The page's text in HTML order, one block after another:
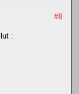
#8
: